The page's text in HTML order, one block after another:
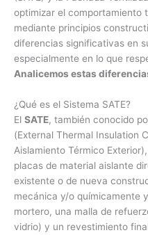
optimizar el comportamiento
mediante principios
diferencias significativas en
especialmente en lo que
Analicemos estas
¿Qué es el Sistema SATE?
El SATE, también conocido
(External Thermal Insulation
Aislamiento Térmico
placas de material aislante
existente o de nueva
mecánica y/o químicamente
mortero, una malla de
vidrio) y un revestimiento